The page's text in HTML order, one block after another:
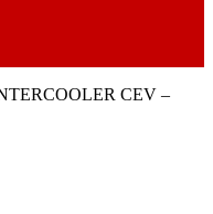
CEV –